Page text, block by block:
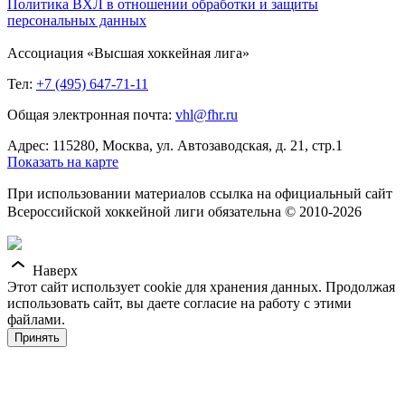
Политика ВХЛ в отношении обработки и защиты
персональных данных
Ассоциация «Высшая хоккейная лига»
Тел: +7 (495) 647-71-11
Общая электронная почта: vhl@fhr.ru
Адрес: 115280, Москва, ул. Автозаводская, д. 21, стр.1
Показать на карте
При использовании материалов ссылка на официальный сайт
Всероссийской хоккейной лиги обязательна © 2010-2026
Наверх
Этот сайт использует cookie для хранения данных. Продолжая
использовать сайт, вы даете согласие на работу с этими
файлами.
Принять